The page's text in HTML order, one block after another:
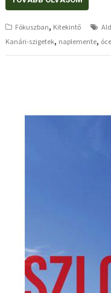
Fókuszban, Kitekintő
Kanári-szigetek, naplemente,